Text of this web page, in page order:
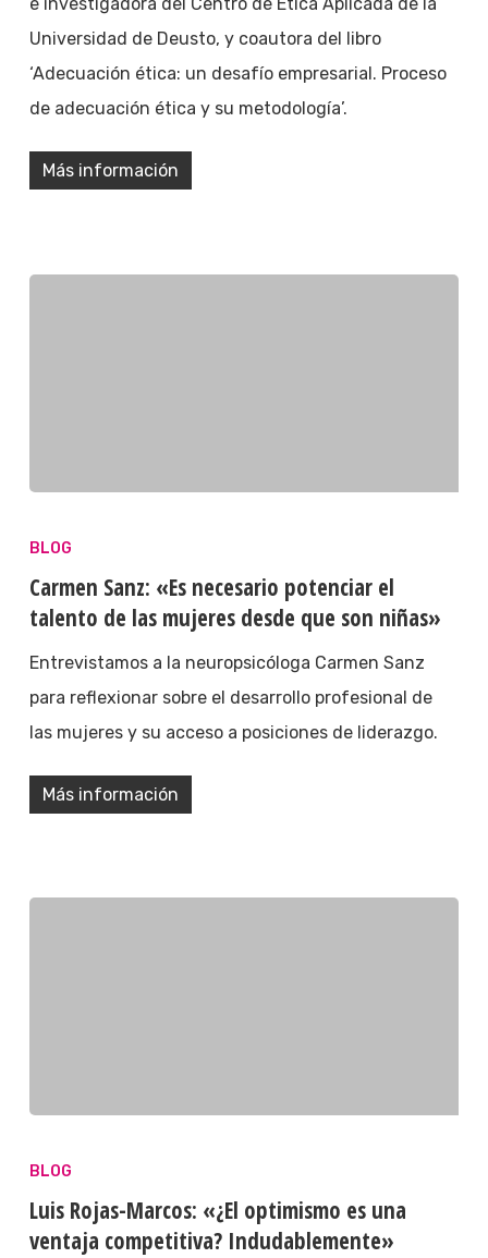
Universidad de Deusto, y coautora del libro
‘Adecuación ética: un desafío empresarial. Proceso
de adecuación ética y su metodología’.
Más información
BLOG
Carmen Sanz: «Es necesario potenciar el
talento de las mujeres desde que son niñas»
Entrevistamos a la neuropsicóloga Carmen Sanz
para reflexionar sobre el desarrollo profesional de
las mujeres y su acceso a posiciones de liderazgo.
Más información
BLOG
Luis Rojas-Marcos: «¿El optimismo es una
ventaja competitiva? Indudablemente»